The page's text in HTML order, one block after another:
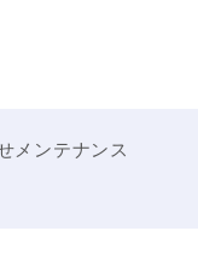
メンテナンス